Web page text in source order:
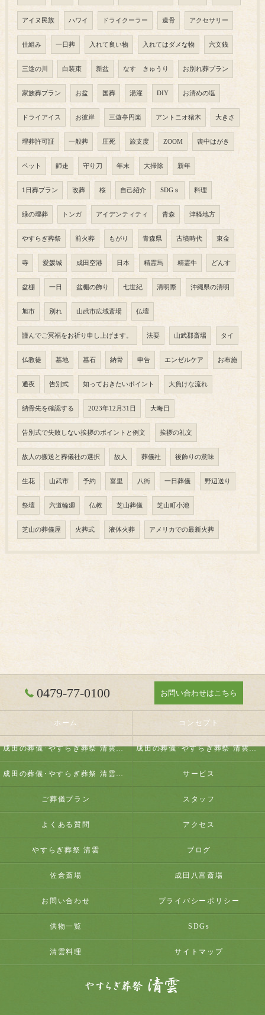
アイヌ民族 ハワイ ドライクーラー 遺骨 アクセサリー
仕組み 一日葬 入れて良い物 入れてはダメな物 六文銭
三途の川 白装束 新盆 なす きゅうり お別れ葬プラン
家族葬プラン お盆 国葬 湯灌 DIY お清めの塩
ドライアイス お彼岸 三遊亭円楽 アントニオ猪木 大きさ
埋葬許可証 一般葬 圧死 旅支度 ZOOM 喪中はがき
ペット 師走 守り刀 年末 大掃除 新年
1日葬プラン 改葬 桜 自己紹介 SDGｓ 料理
緑の埋葬 トンガ アイデンティティ 青森 津軽地方
やすらぎ葬祭 前火葬 もがり 青森県 古墳時代 東金
寺 愛媛城 成田空港 日本 精霊馬 精霊牛 どんす
盆棚 一日 盆棚の飾り 七世紀 清明際 沖縄県の清明
旭市 別れ 山武市広域斎場 仏壇
謹んでご冥福をお祈り申し上げます。 法要 山武郡斎場 タイ
仏教徒 墓地 墓石 納骨 申告 エンゼルケア お布施
通夜 告別式 知っておきたいポイント 大負けな流れ
納骨先を確認する 2023年12月31日 大晦日
告別式で失敗しない挨拶のポイントと例文 挨拶の礼文
故人の搬送と葬儀社の選択 故人 葬儀社 後飾りの意味
生花 山武市 予約 富里 八街 一日葬儀 野辺送り
祭壇 六道輪廻 仏教 芝山葬儀 芝山町小池
芝山の葬儀屋 火葬式 液体火葬 アメリカでの最新火葬
0479-77-0100 お問い合わせはこちら
ホーム コンセプト
成田の葬儀･やすらぎ葬祭 清雲の口コミ情報 成田の葬儀･やすらぎ葬祭 清雲の評判
成田の葬儀･やすらぎ葬祭 清雲のお客様の声 サービス
ご葬儀プラン スタッフ
よくある質問 アクセス
やすらぎ葬祭 清雲 ブログ
佐倉斎場 成田八富斎場
お問い合わせ プライバシーポリシー
供物一覧 SDGs
清雲料理 サイトマップ